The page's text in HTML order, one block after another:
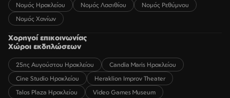
Νομός Ηρακλείου Νομός Λασιθίου
Νομός Ρεθύμνου
Νομός Χανίων
Χορηγοί επικοινωνίας
Χώροι εκδηλώσεων
25ης Αυγούστου Ηρακλείου
Candia Maris Ηρακλείου
Cine Studio Ηρακλείου
Heraklion Improv Theater
Talos Plaza Ηρακλείου
Video Games Museum